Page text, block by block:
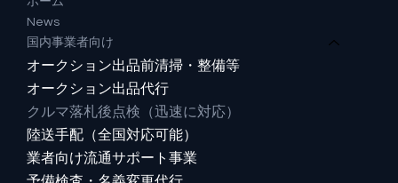
News
国内事業者向け
オークション出品前清掃・整備等
オークション出品代行
クルマ落札後点検（迅速に対応）
陸送手配（全国対応可能）
業者向け流通サポート事業